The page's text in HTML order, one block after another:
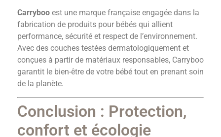
Carryboo est une marque française engagée dans la
fabrication de produits pour bébés qui allient
performance, sécurité et respect de l’environnement.
Avec des couches testées dermatologiquement et
conçues à partir de matériaux responsables, Carryboo
garantit le bien-être de votre bébé tout en prenant soin
de la planète.
Conclusion : Protection,
confort et écologie